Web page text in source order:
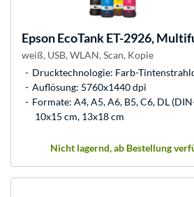
EpsonEcoTank ET-2926,
weiß, USB, WLAN, Scan, Kopie
Drucktechnologie: Farb-
Auflösung: 5760x1440 dpi
Formate: A4, A5, A6, B5, C6, DL
10x15 cm, 13x18 cm
Nicht lagernd, ab Bestellung